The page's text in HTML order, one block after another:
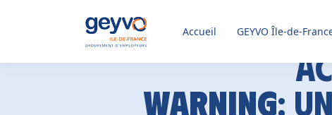
Accueil GEYVOÎle-de-
Warning: